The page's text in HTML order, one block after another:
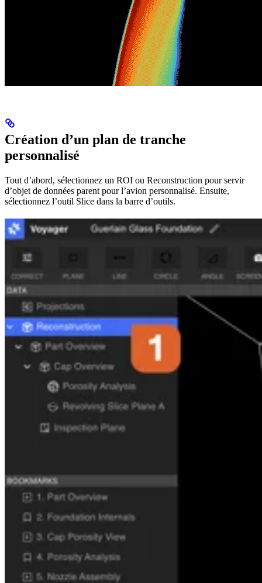
Création d’un plan de tranche
personnalisé
Tout d’abord, sélectionnez un ROI ou Reconstruction pour servir
d’objet de données parent pour l’avion personnalisé. Ensuite,
sélectionnez l’outil Slice dans la barre d’outils.